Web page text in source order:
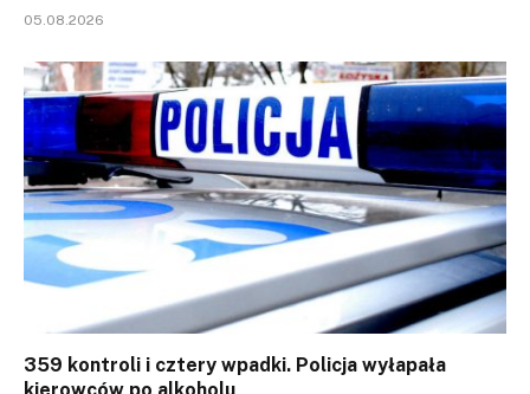
05.08.2026
359 kontroli i cztery wpadki. Policja wyłapała